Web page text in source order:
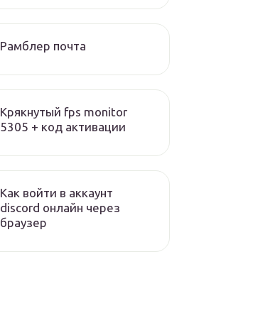
Рамблер почта
Крякнутый fps monitor
5305 + код активации
Как войти в аккаунт
discord онлайн через
браузер